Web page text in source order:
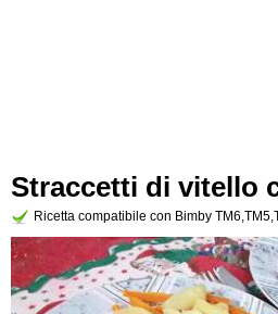
Straccetti di vitello
Ricetta compatibile con Bimby